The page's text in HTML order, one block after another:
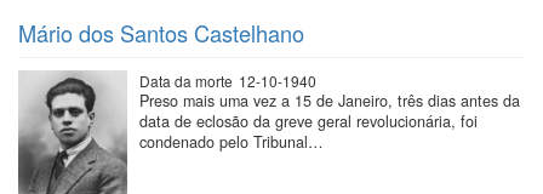
Mário dos Santos Castelhano
Data da morte 12-10-1940
Preso mais uma vez a 15 de Janeiro, três dias antes da
data de eclosão da greve geral revolucionária, foi
condenado pelo Tribunal…